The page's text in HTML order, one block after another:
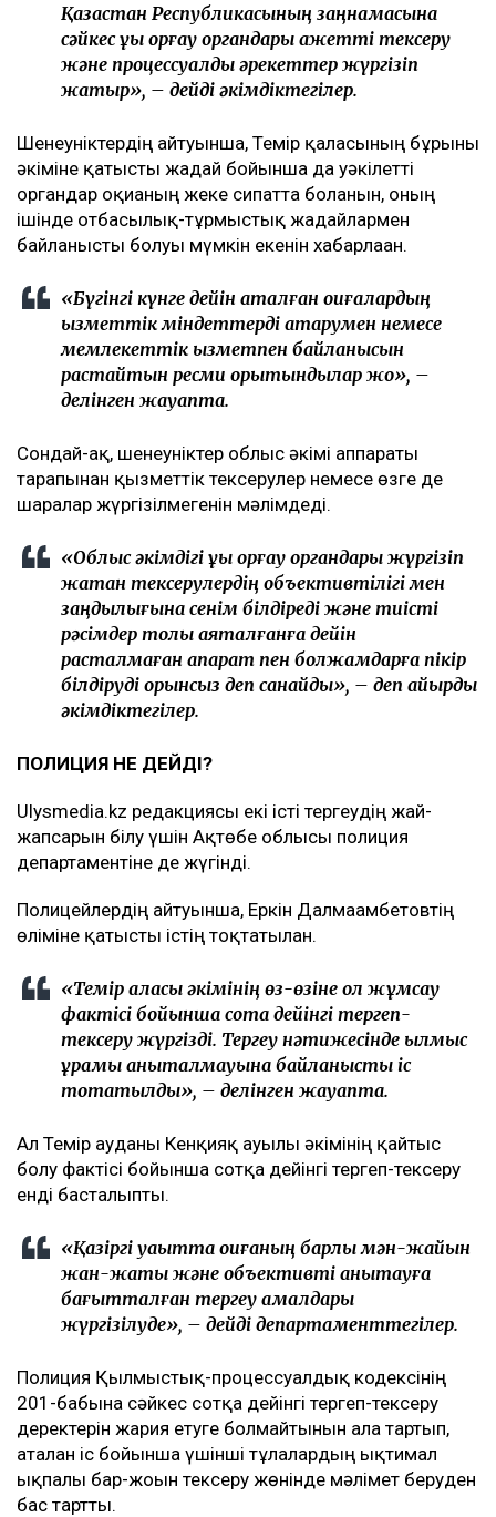
Қазақстан Республикасының заңнамасына
сәйкес құқық қорғау органдары қажетті тексеру
және процессуалдық әрекеттер жүргізіп
жатыр», – дейді әкімдіктегілер.
Шенеуніктердің айтуынша, Темір қаласының бұрынғы
әкіміне қатысты жағдай бойынша да уәкілетті
органдар оқиғаның жеке сипатта болғанын, оның
ішінде отбасылық-тұрмыстық жағдайлармен
байланысты болуы мүмкін екенін хабарлаған.
«Бүгінгі күнге дейін аталған оқиғалардың
қызметтік міндеттерді атқарумен немесе
мемлекеттік қызметпен байланысын
растайтын ресми қорытындылар жоқ», –
делінген жауапта.
Сондай-ақ, шенеуніктер облыс әкімі аппараты
тарапынан қызметтік тексерулер немесе өзге де
шаралар жүргізілмегенін мәлімдеді.
«Облыс әкімдігі құқық қорғау органдары жүргізіп
жатқан тексерулердің объективтілігі мен
заңдылығына сенім білдіреді және тиісті
рәсімдер толық аяқталғанға дейін
расталмаған ақпарат пен болжамдарға пікір
білдіруді орынсыз деп санайды», – деп қайырды
әкімдіктегілер.
ПОЛИЦИЯ НЕ ДЕЙДІ?
Ulysmedia.kz редакциясы екі істі тергеудің жай-
жапсарын білу үшін Ақтөбе облысы полиция
департаментіне де жүгінді.
Полицейлердің айтуынша, Еркін Далмағамбетовтің
өліміне қатысты істің тоқтатылған.
«Темір қаласы әкімінің өз-өзіне қол жұмсау
фактісі бойынша сотқа дейінгі тергеп-
тексеру жүргізді. Тергеу нәтижесінде қылмыс
құрамы анықталмауына байланысты іс
тоқтатылды», – делінген жауапта.
Ал Темір ауданы Кенқияқ ауылы әкімінің қайтыс
болу фактісі бойынша сотқа дейінгі тергеп-тексеру
енді басталыпты.
«Қазіргі уақытта оқиғаның барлық мән-жайын
жан-жақты және объективті анықтауға
бағытталған тергеу амалдары
жүргізілуде», – дейді департаменттегілер.
Полиция Қылмыстық-процессуалдық кодексінің
201-бабына сәйкес сотқа дейінгі тергеп-тексеру
деректерін жария етуге болмайтынын алға тартып,
аталған іс бойынша үшінші тұлғалардың ықтимал
ықпалы бар-жоғын тексеру жөнінде мәлімет беруден
бас тартты.